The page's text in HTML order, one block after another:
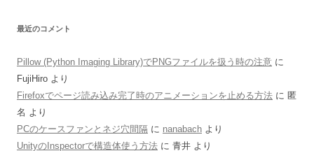
最近のコメント
Pillow (Python Imaging Library)でPNGファイルを扱う時の注意 に
FujiHiro より
Firefoxでページ読み込み完了時のアニメーションを止める方法 に 匿
名 より
PCのケースファンとネジ穴間隔 に nanabach より
UnityのInspectorで構造体使う方法 に 青井 より